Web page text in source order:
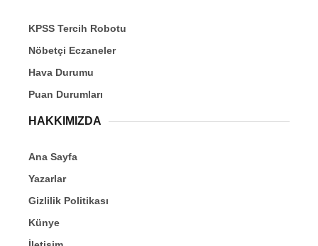
KPSS Tercih Robotu
Nöbetçi Eczaneler
Hava Durumu
Puan Durumları
HAKKIMIZDA
Ana Sayfa
Yazarlar
Gizlilik Politikası
Künye